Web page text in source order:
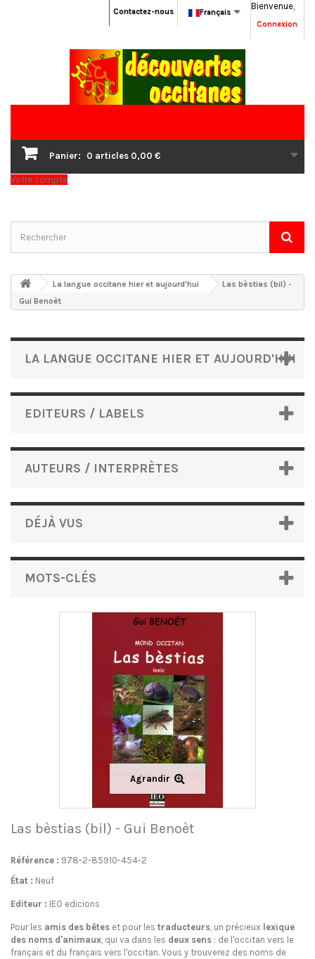
Bienvenue,
Connexion
Français
Contactez-nous
Panier: 0 articles 0,00 €
Votre compte
La langue occitane hier et aujourd'hui
Las bèstias (bil) -
Gui Benoèt
LA LANGUE OCCITANE HIER ET AUJOURD'HUI
EDITEURS / LABELS
AUTEURS / INTERPRÈTES
DÉJÀ VUS
MOTS-CLÉS
Agrandir
Las bèstias (bil) - Gui Benoèt
Référence : 978-2-85910-454-2
État : Neuf
Editeur : IEO edicions
Pour les amis des bêtes et pour les traducteurs, un précieux lexique
des noms d'animaux, qui va dans les deux sens : de l'occitan vers le
français et du français vers l'occitan. Vous y trouverez des noms de